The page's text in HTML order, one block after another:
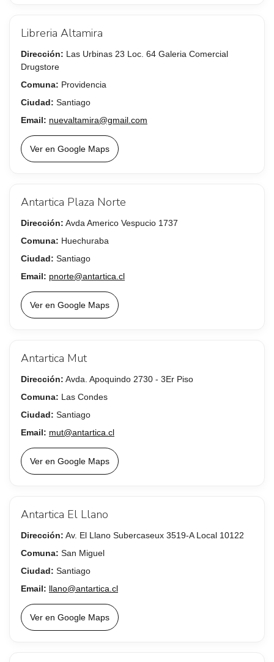
Libreria Altamira
Dirección: Las Urbinas 23 Loc. 64 Galeria Comercial
Drugstore
Comuna: Providencia
Ciudad: Santiago
Email: nuevaltamira@gmail.com
Ver en Google Maps
Antartica Plaza Norte
Dirección: Avda Americo Vespucio 1737
Comuna: Huechuraba
Ciudad: Santiago
Email: pnorte@antartica.cl
Ver en Google Maps
Antartica Mut
Dirección: Avda. Apoquindo 2730 - 3Er Piso
Comuna: Las Condes
Ciudad: Santiago
Email: mut@antartica.cl
Ver en Google Maps
Antartica El Llano
Dirección: Av. El Llano Subercaseux 3519-A Local 10122
Comuna: San Miguel
Ciudad: Santiago
Email: llano@antartica.cl
Ver en Google Maps